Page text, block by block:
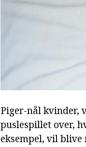
Piger-nål kvinder,
puslespillet over,
eksempel, vil blive